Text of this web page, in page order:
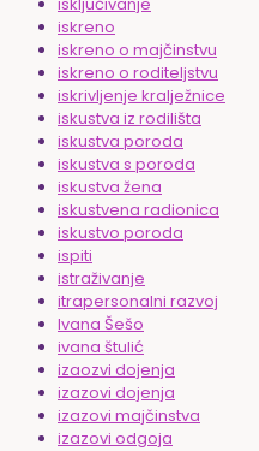
iskreno
iskreno o majčinstvu
iskreno o roditeljstvu
iskrivljenje kralježnice
iskustva iz rodilišta
iskustva poroda
iskustva s poroda
iskustva žena
iskustvena radionica
iskustvo poroda
ispiti
istraživanje
itrapersonalni razvoj
Ivana Šešo
ivana štulić
izaozvi dojenja
izazovi dojenja
izazovi majčinstva
izazovi odgoja